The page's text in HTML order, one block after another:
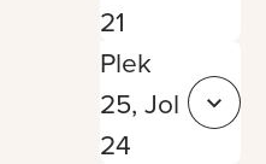
21
Plek
25, Jol
24
Sluit